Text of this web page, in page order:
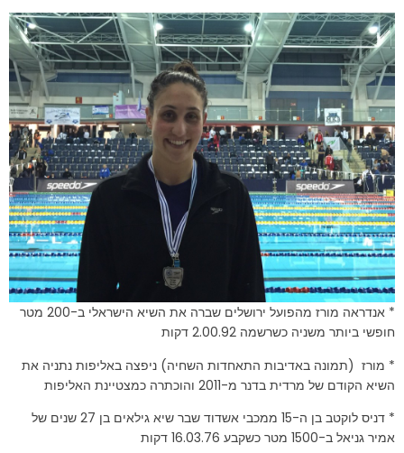
* אנדראה מורז מהפועל ירושלים שברה את השיא הישראלי ב-200 מטר
חופשי ביותר משניה כשרשמה 2.00.92 דקות
* מורז (תמונה באדיבות התאחדות השחיה) ניפצה באליפות נתניה את
השיא הקודם של מרדית בדנר מ-2011 והוכתרה כמצטיינת האליפות
* דניס לוקטב בן ה-15 ממכבי אשדוד שבר שיא גילאים בן 27 שנים של
אמיר גניאל ב-1500 מטר כשקבע 16.03.76 דקות